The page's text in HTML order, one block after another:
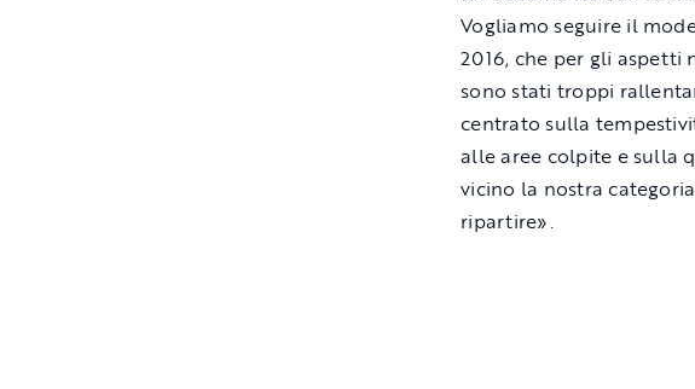
Vogliamo seguire il
2016, che per gli aspetti
sono stati troppi
centrato sulla
alle aree colpite e sulla
vicino la nostra
ripartire».